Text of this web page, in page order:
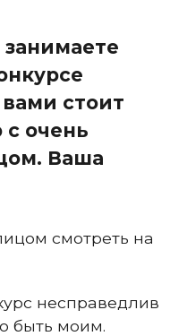
стоит
очень
Ваша
смотреть на
несправедлив
быть моим.